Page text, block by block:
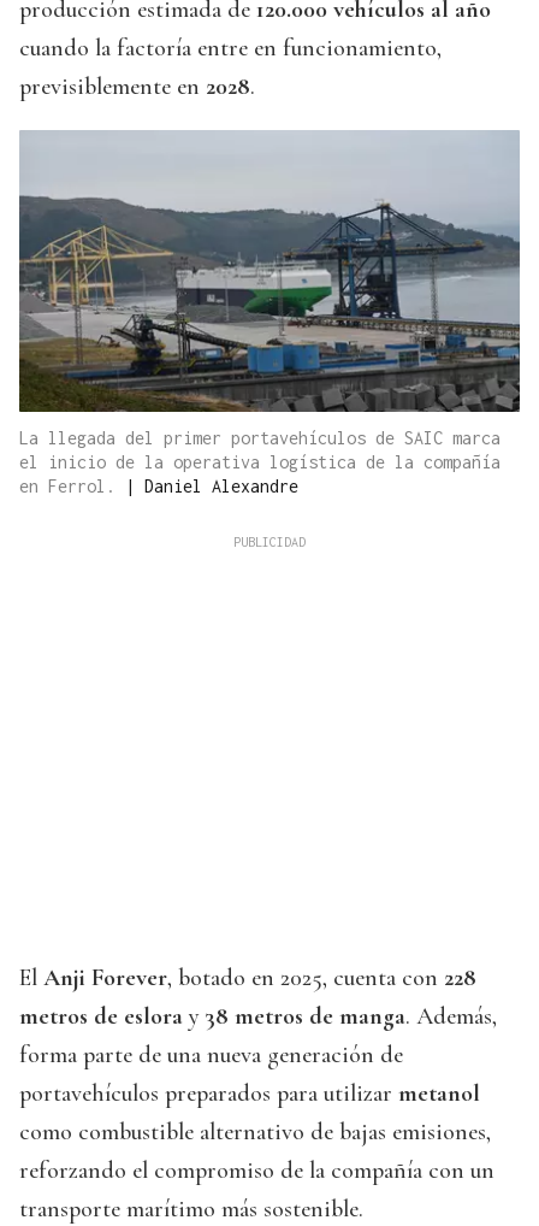
producción estimada de 120.000 vehículos al año
cuando la factoría entre en funcionamiento,
previsiblemente en 2028.
La llegada del primer portavehículos de SAIC marca
el inicio de la operativa logística de la compañía
en Ferrol.
| Daniel Alexandre
El Anji Forever, botado en 2025, cuenta con 228
metros de eslora y 38 metros de manga. Además,
forma parte de una nueva generación de
portavehículos preparados para utilizar metanol
como combustible alternativo de bajas emisiones,
reforzando el compromiso de la compañía con un
transporte marítimo más sostenible.